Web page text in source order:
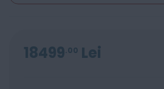
18499 00 Lei